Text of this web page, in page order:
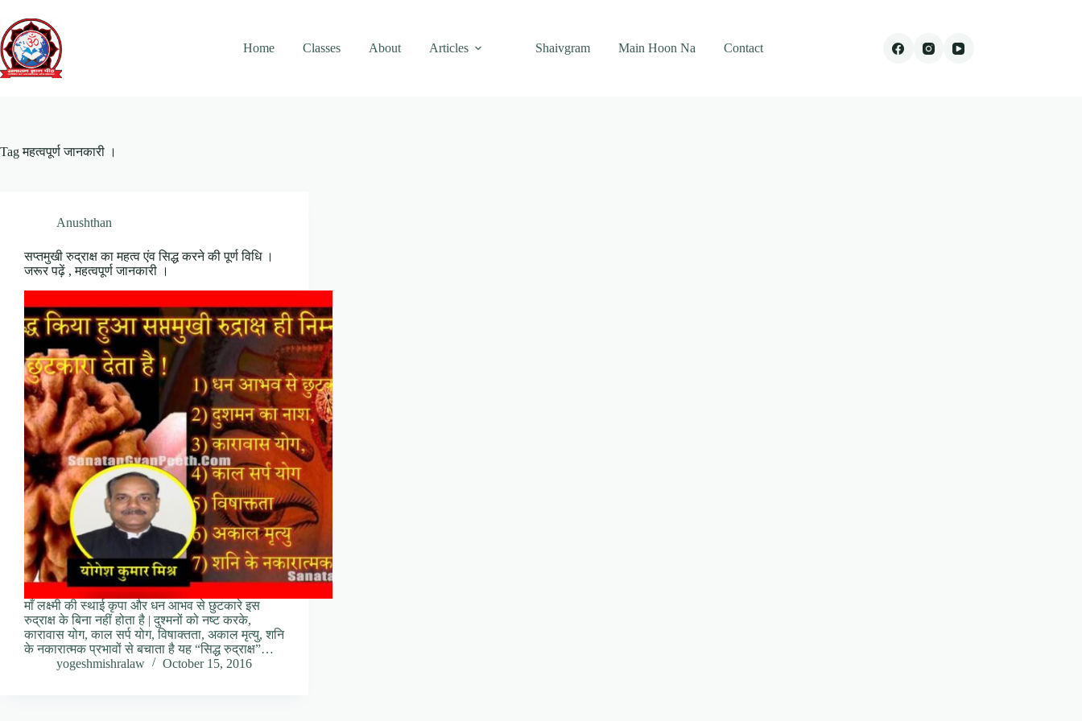
content
Home
Classes About Articles Shaivgram Main Hoon Na Contact
Tagमहत्वपूर्ण जानकारी ।
Anushthan
सप्तमुखी रुद्राक्ष का महत्व एंव सिद्ध करने की पूर्ण विधि ।
जरूर पढ़ें , महत्वपूर्ण जानकारी ।
माँ लक्ष्मी की स्थाई कृपा और धन आभव से छुटकारे इस
रुद्राक्ष के बिना नहीं होता है | दुश्मनों को नष्ट करके,
कारावास योग, काल सर्प योग, विषाक्तता, अकाल मृत्यु, शनि
के नकारात्मक प्रभावों से बचाता है यह “सिद्ध रुद्राक्ष”…
yogeshmishralaw
October 15, 2016